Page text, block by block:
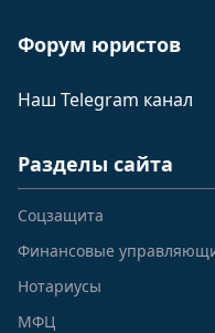
Форум юристов
Наш Telegram канал
Разделы сайта
Соцзащита
Финансовые
Нотариусы
МФЦ